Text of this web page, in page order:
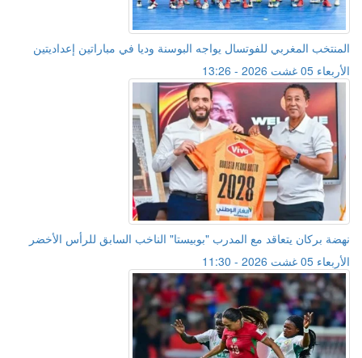
المنتخب المغربي للفوتسال يواجه البوسنة وديا في مباراتين إعداديتين
الأربعاء 05 غشت 2026 - 13:26
نهضة بركان يتعاقد مع المدرب "بوبيستا" الناخب السابق للرأس الأخضر
الأربعاء 05 غشت 2026 - 11:30